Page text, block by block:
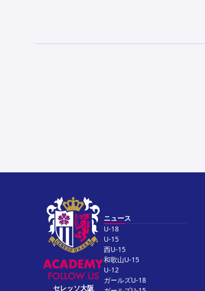
FOLLOW US
セレッソ大阪
ニュース
U-18
U-15
西U-15
和歌山U-15
U-12
ガールズU-18